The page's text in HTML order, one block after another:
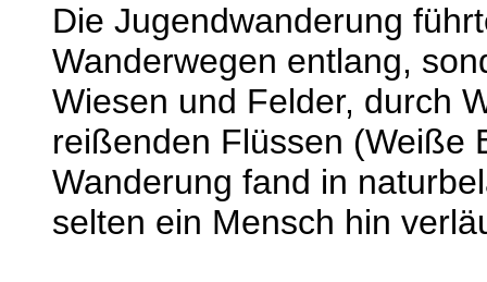
Die Jugendwanderung
Wanderwegen entlang,
Wiesen und Felder, durch
reißenden Flüssen (Weiße
Wanderung fand in
selten ein Mensch hin